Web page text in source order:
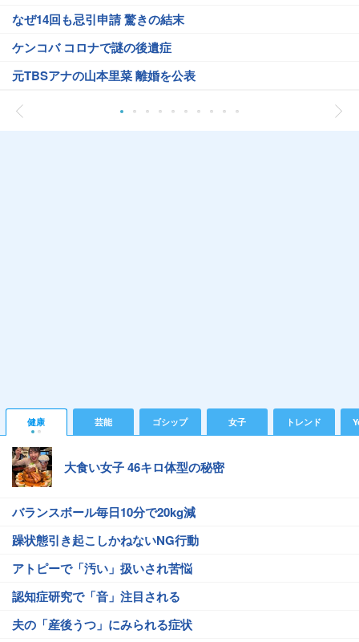
なぜ14回も忌引申請 驚きの結末
ケンコバ コロナで謎の後遺症
元TBSアナの山本里菜 離婚を公表
健康 芸能 ゴシップ 女子 トレンド
大食い女子 46キロ体型の秘密
バランスボール毎日10分で20kg減
躁状態引き起こしかねないNG行動
アトピーで「汚い」扱いされ苦悩
認知症研究で「音」注目される
夫の「産後うつ」にみられる症状